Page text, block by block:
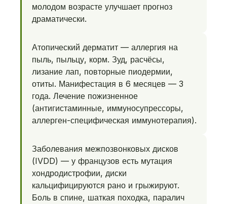
молодом возрасте улучшает прогноз
драматически.
Атопический дерматит — аллергия на
пыль, пыльцу, корм. Зуд, расчёсы,
лизание лап, повторные пиодермии,
отиты. Манифестация в 6 месяцев — 3
года. Лечение пожизненное
(антигистаминные, иммуносупрессоры,
аллерген-специфическая иммунотерапия).
Заболевания межпозвонковых дисков
(IVDD) — у французов есть мутация
хондродистрофии, диски
кальцифицируются рано и грыжируют.
Боль в спине, шаткая походка, паралич